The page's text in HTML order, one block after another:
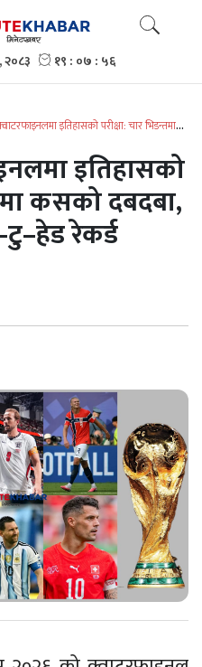
इतिहासको परीक्षा: चार भिडन्तमा
इतिहासको
कसको दबदबा,
रेकर्ड